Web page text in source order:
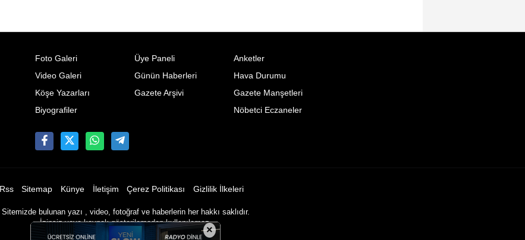
Foto Galeri
Video Galeri
Köşe Yazarları
Biyografiler
Üye Paneli
Günün Haberleri
Gazete Arşivi
Anketler
Hava Durumu
Gazete Manşetleri
Nöbetci Eczaneler
Rss Sitemap Künye İletişim Çerez Politikası Gizlilik İlkeleri
Sitemizde bulunan yazı , video, fotoğraf ve haberlerin her hakkı saklıdır.
İzinsiz veya kaynak gösterilemeden kullanılamaz.
×